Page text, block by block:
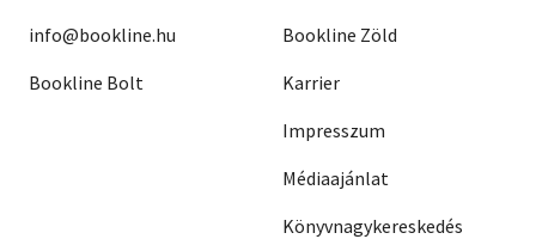
info@bookline.hu
Bookline Bolt
Bookline Zöld
Karrier
Impresszum
Médiaajánlat
Könyvnagykereskedés